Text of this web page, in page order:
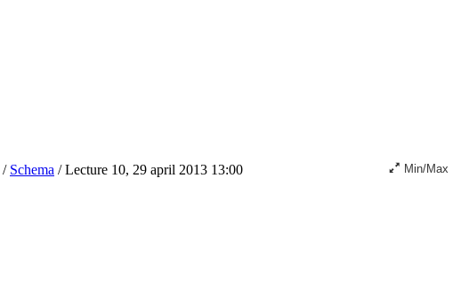
/ Schema /Lecture 10, 29 april 2013 13:00 Min/Max